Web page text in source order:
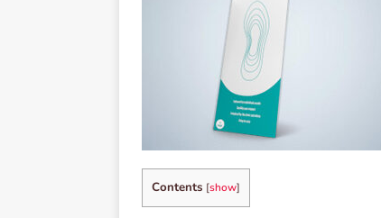
Contents [show]